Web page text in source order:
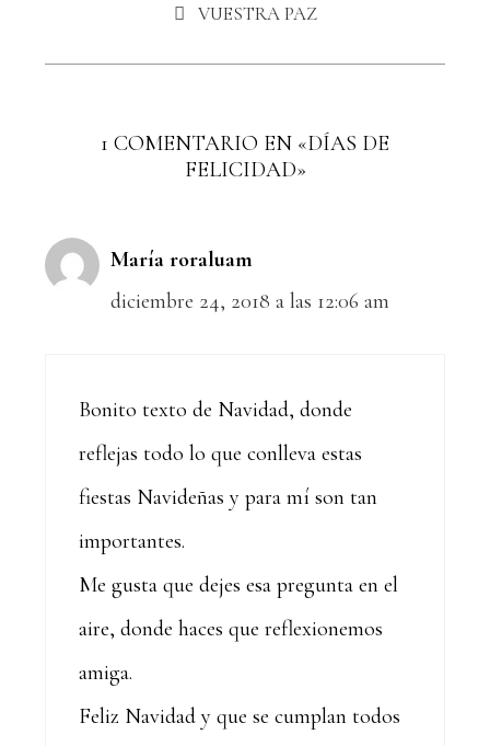
VUESTRA PAZ
1 COMENTARIO EN «DÍAS DE
FELICIDAD»
María roraluam
diciembre 24, 2018 a las 12:06 am
Bonito texto de Navidad, donde
reflejas todo lo que conlleva estas
fiestas Navideñas y para mí son tan
importantes.
Me gusta que dejes esa pregunta en el
aire, donde haces que reflexionemos
amiga.
Feliz Navidad y que se cumplan todos